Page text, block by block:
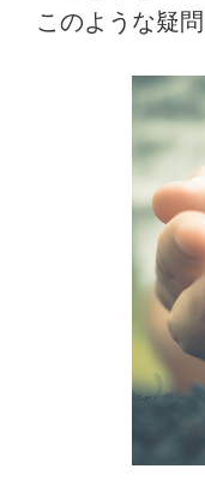
このような疑